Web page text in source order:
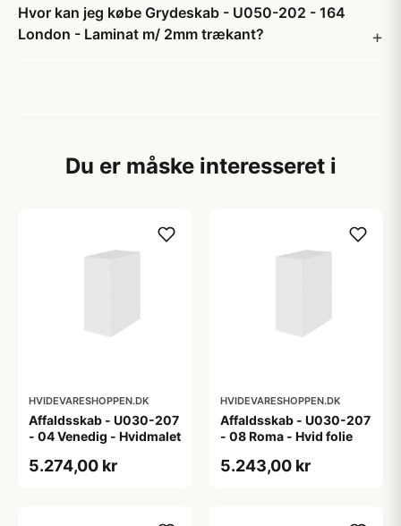
Hvor kan jeg købe Grydeskab - U050-202 - 164
London - Laminat m/ 2mm trækant?
Du er måske interesseret i
HVIDEVARESHOPPEN.DK
Affaldsskab - U030-207
- 04 Venedig - Hvidmalet
5.274,00 kr
HVIDEVARESHOPPEN.DK
Affaldsskab - U030-207
- 08 Roma - Hvid folie
5.243,00 kr